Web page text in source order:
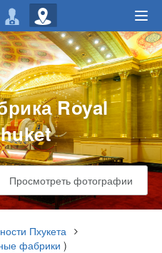
Royal
Просмотреть фотографии
Пхукета
фабрики )